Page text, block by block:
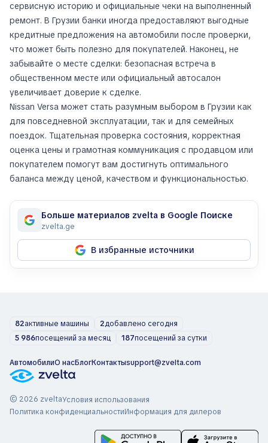
сервисную историю и официальные чеки на выполненный
ремонт. В Грузии банки иногда предоставляют выгодные
кредитные предложения на автомобили после проверки,
что может быть полезно для покупателей. Наконец, не
забывайте о месте сделки: безопасная встреча в
общественном месте или официальный автосалон
увеличивает доверие к сделке.
Nissan Versa может стать разумным выбором в Грузии как
для повседневной эксплуатации, так и для семейных
поездок. Тщательная проверка состояния, корректная
оценка цены и грамотная коммуникация с продавцом или
покупателем помогут вам достигнуть оптимального
баланса между ценой, качеством и функциональностью.
Больше материалов zvelta в Google Поиске
zvelta.ge
В избранные источники
82активные машины 2добавлено сегодня
5 986посещений за месяц 187посещений за сутки
АвтомобилиО насБлогКонтактыsupport@zvelta.com
© 2026 zveltaУсловия использования
Политика конфиденциальностиИнформация для дилеров